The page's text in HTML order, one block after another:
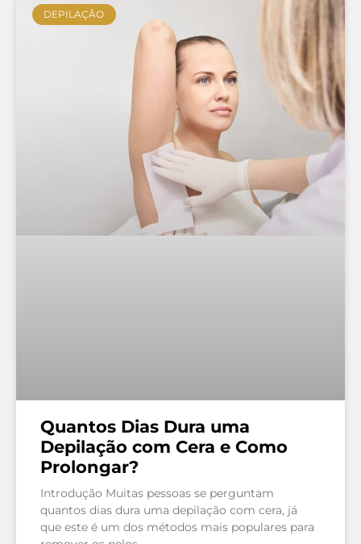
DEPILAÇÃO
Quantos Dias Dura uma
Depilação com Cera e Como
Prolongar?
Introdução Muitas pessoas se perguntam
quantos dias dura uma depilação com cera, já
que este é um dos métodos mais populares para